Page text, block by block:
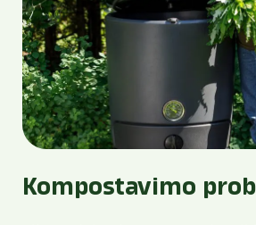
Kompostavimo